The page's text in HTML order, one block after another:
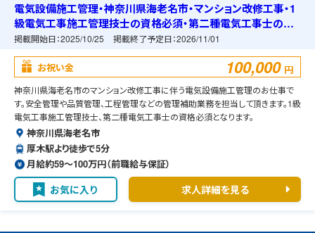
電気設備施工管理・神奈川県海老名市・マンション改修工事・1
級電気工事施工管理技士の資格必須・第二種電気工事士の資
格必須・宿舎の準備可能
掲載開始日：2025/10/25 掲載終了予定日：2026/11/01
お祝い金 100,000 円
神奈川県海老名市のマンション改修工事に伴う電気設備施工管理のお仕事で
す。安全管理や品質管理、工程管理などの管理補助業務を担当して頂きます。1級
電気工事施工管理技士、第二種電気工事士の資格必須となります。
神奈川県海老名市
厚木駅より徒歩で5分
月給約59〜100万円（前職給与保証）
お気に入り 求人詳細を見る